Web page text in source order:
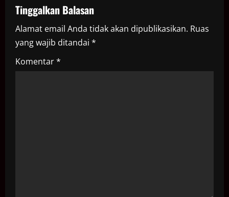
a
v
i
g
Tinggalkan Balasan
Alamat email Anda tidak akan dipublikasikan. Ruas
yang wajib ditandai *
Komentar*